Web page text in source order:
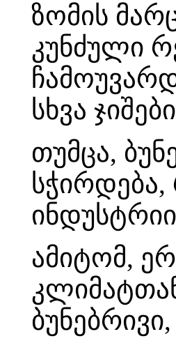
ზომის
კუნძული
სხვა
თუმცა,
სჭირდება,
ამიტომ,